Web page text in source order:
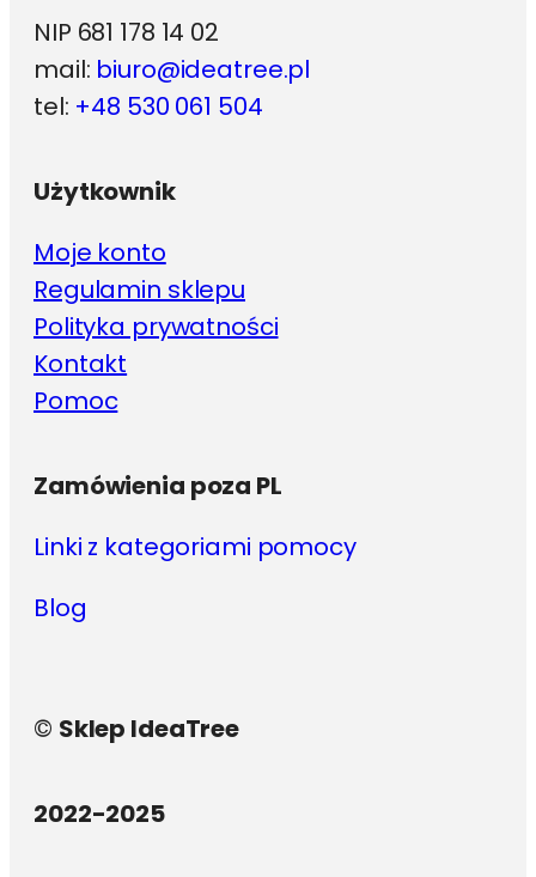
NIP 681 178 14 02
mail: biuro@ideatree.pl
tel: +48 530 061 504
Użytkownik
Moje konto
Regulamin sklepu
Polityka prywatności
Kontakt
Pomoc
Zamówienia poza PL
Linki z kategoriami pomocy
Blog
© Sklep IdeaTree
2022-2025